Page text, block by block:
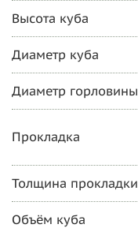
Высота куба
Диаметр куба
Диаметр горловины
Прокладка
Толщина прокладки
Объём куба